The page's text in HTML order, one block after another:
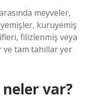
meyveler,
kuruyemiş
filizlenmiş veya
tam tahıllar yer
var?